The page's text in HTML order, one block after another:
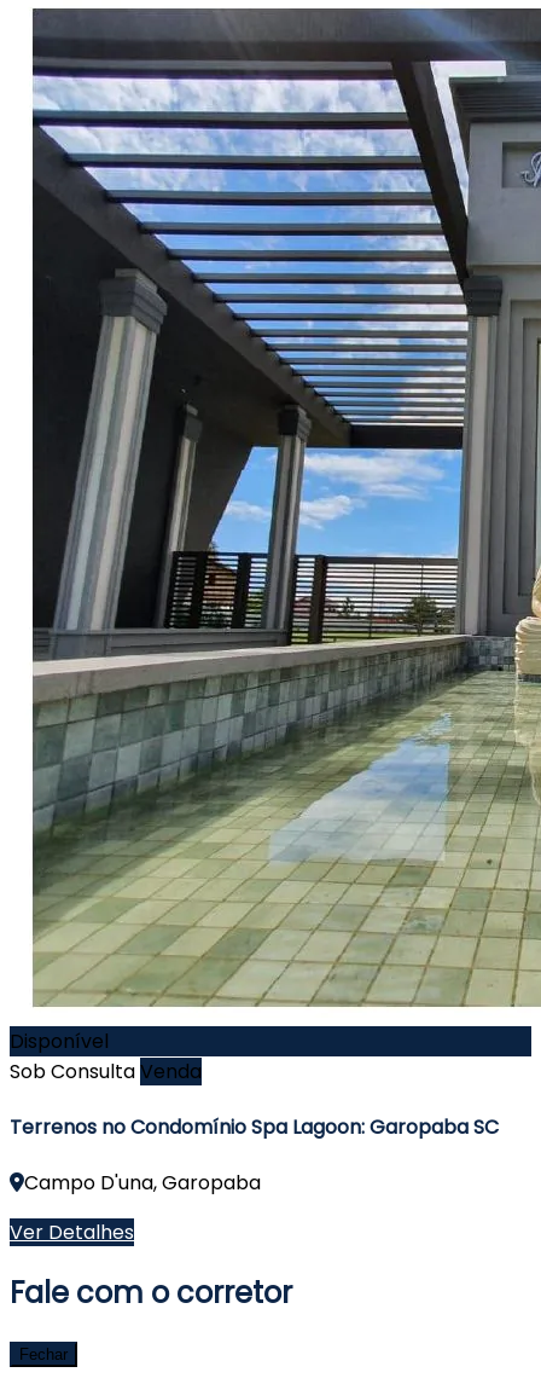
Disponível
Sob ConsultaVenda
Terrenos no Condomínio Spa Lagoon: Garopaba SC
Campo D'una, Garopaba
Ver Detalhes
Fale com o corretor
Fechar